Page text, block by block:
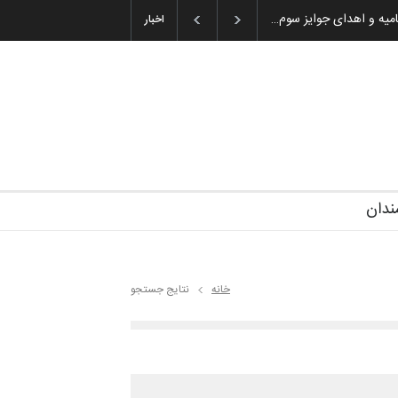
اخبار و اهدای جوایز سوم…
خانه نتایج جستجو